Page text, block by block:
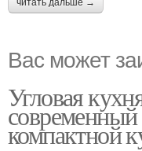
Вас может
Угловая
современный
компактной